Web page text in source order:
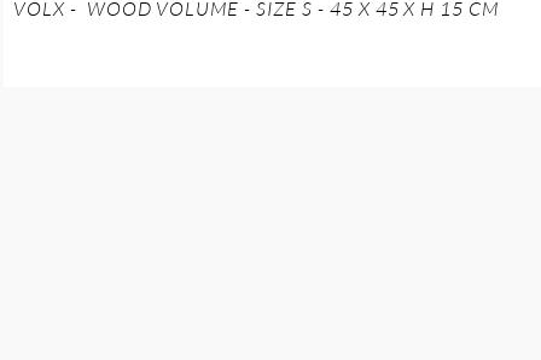
VOLX - WOOD VOLUME - SIZE S - 45 X 45 X H 15 CM